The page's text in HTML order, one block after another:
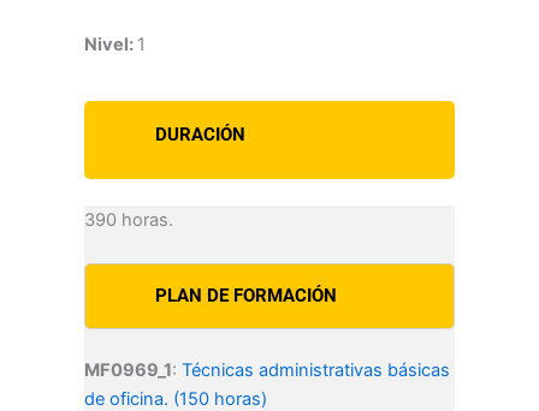
Nivel: 1
DURACIÓN
390 horas.
PLAN DE FORMACIÓN
MF0969_1: Técnicas administrativas básicas
de oficina. (150 horas)